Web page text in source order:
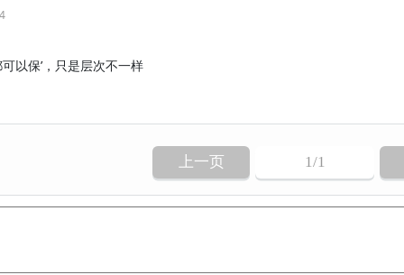
以保’，只是层次不一样
上一页 1/1